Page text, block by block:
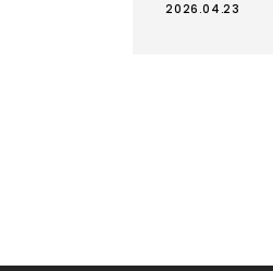
2026.04.23